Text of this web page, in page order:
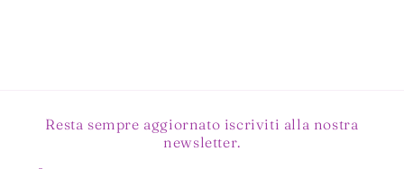
Resta sempre aggiornato iscriviti alla nostra
newsletter.